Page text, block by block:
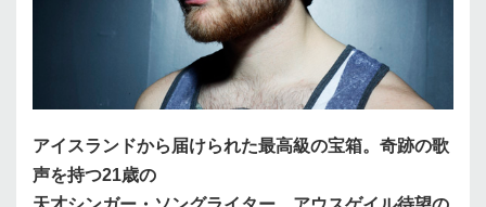
アイスランドから届けられた最高級の宝箱。奇跡の歌
声を持つ21歳の